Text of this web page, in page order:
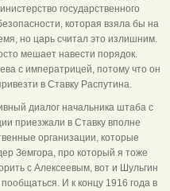
государственного
которая взяла бы на
но царь считал это излишним.
мешает навести порядок.
с императрицей, потому что он
в Ставку Распутина.
диалог начальника штаба с
приезжали в Ставку вполне
организации, которые
Земгора, про который я тоже
с Алексеевым, вот и Шульгин
И к концу 1916 года в